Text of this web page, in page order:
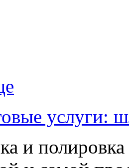
услуги:
и полировка